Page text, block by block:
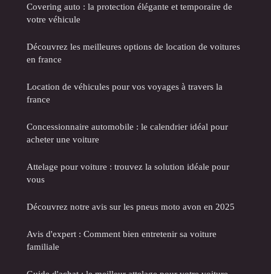
Covering auto : la protection élégante et temporaire de
votre véhicule
Découvrez les meilleures options de location de voitures
en france
Location de véhicules pour vos voyages à travers la
france
Concessionnaire automobile : le calendrier idéal pour
acheter une voiture
Attelage pour voiture : trouvez la solution idéale pour
vous
Découvrez notre avis sur les pneus moto avon en 2025
Avis d'expert : Comment bien entretenir sa voiture
familiale